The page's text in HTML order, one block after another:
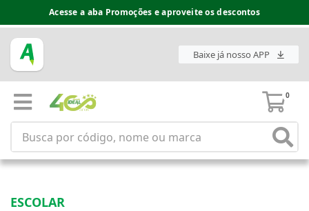
Acesse a aba Promoções e aproveite os descontos
Baixe já nosso APP
0
ESCOLAR